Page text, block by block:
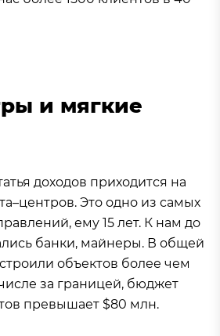
и мягкие
доходов приходится на
Это одно из самых
ему 15 лет. К нам до
банки, майнеры. В общей
объектов более чем
за границей, бюджет
превышает $80 млн.